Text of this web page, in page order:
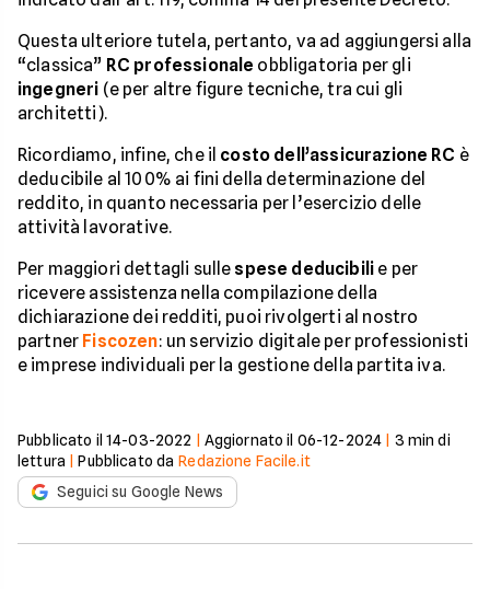
Questa ulteriore tutela, pertanto, va ad aggiungersi alla
“classica” RC professionale obbligatoria per gli
ingegneri (e per altre figure tecniche, tra cui gli
architetti).
Ricordiamo, infine, che il costo dell’assicurazione RC è
deducibile al 100% ai fini della determinazione del
reddito, in quanto necessaria per l’esercizio delle
attività lavorative.
Per maggiori dettagli sulle spese deducibili e per
ricevere assistenza nella compilazione della
dichiarazione dei redditi, puoi rivolgerti al nostro
partner Fiscozen: un servizio digitale per professionisti
e imprese individuali per la gestione della partita iva.
Pubblicato il 14-03-2022 Aggiornato il 06-12-2024 3 min di
lettura |Pubblicato da Redazione Facile.it
Seguici su Google News